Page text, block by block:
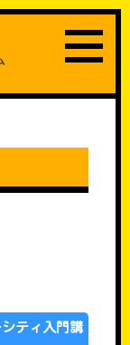
ティ入門講